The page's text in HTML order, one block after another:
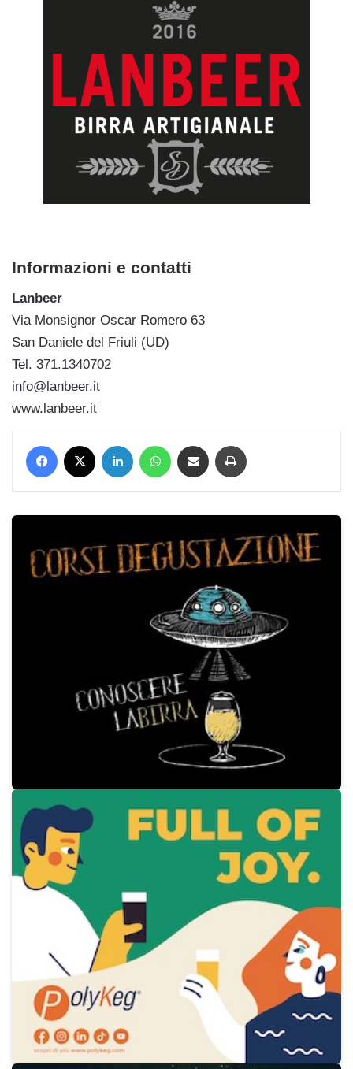
Informazioni e contatti
Lanbeer
Via Monsignor Oscar Romero 63
San Daniele del Friuli (UD)
Tel. 371.1340702
info@lanbeer.it
www.lanbeer.it
Facebook LinkedIn WhatsApp Condividi via mail